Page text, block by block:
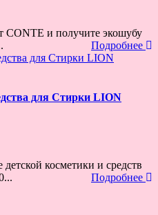
CONTE и получите экошубу
Подробнее
для Стирки LION
косметики и средств
Подробнее